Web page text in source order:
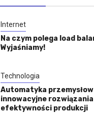
Internet
Na czym polega load
Wyjaśniamy!
Technologia
Automatyka
innowacyjne rozwiązania
efektywności produkcji